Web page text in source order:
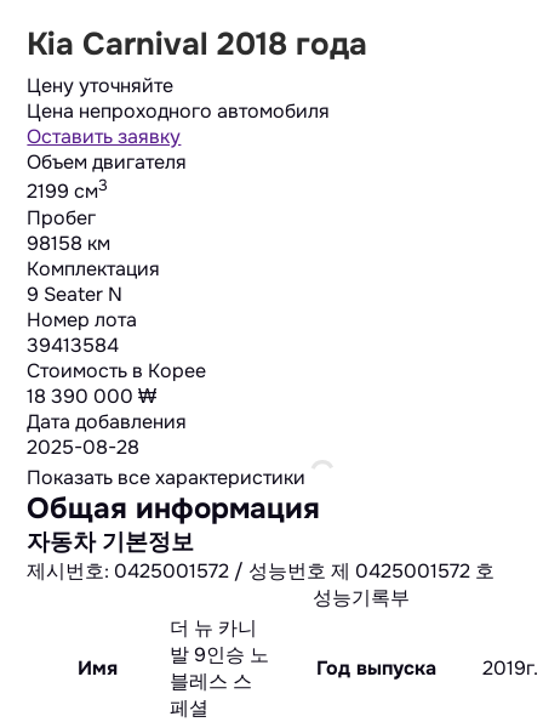
Kia Carnival 2018 года
Цену уточняйте
Цена непроходного автомобиля
Оставить заявку
Объем двигателя
2199 cм3
Пробег
98158 км
Комплектация
9 Seater N
Номер лота
39413584
Стоимость в Корее
18 390 000 ₩
Дата добавления
2025-08-28
Показать все характеристики
Общая информация
자동차 기본정보
제시번호: 0425001572 / 성능번호 제 0425001572 호
성능기록부
Имя
더 뉴 카니
발 9인승 노
블레스 스
페셜
Год выпуска 2019г.